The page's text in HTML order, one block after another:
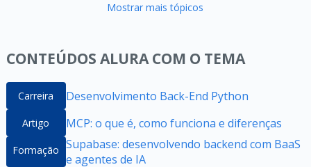
Mostrar mais tópicos
CONTEÚDOS ALURA COM O TEMA
Carreira Desenvolvimento Back-End Python
Artigo MCP: o que é, como funciona e diferenças
Formação Supabase: desenvolvendo backend com BaaS
e agentes de IA